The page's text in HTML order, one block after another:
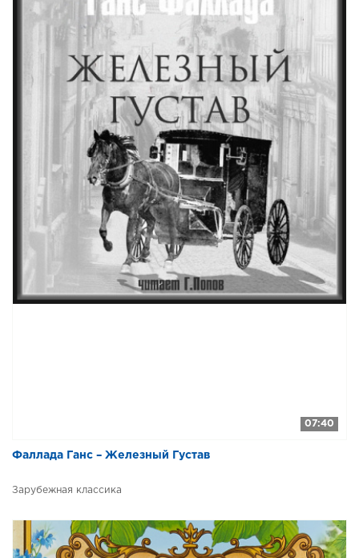
07:40
Фаллада Ганс – Железный Густав
Зарубежная классика